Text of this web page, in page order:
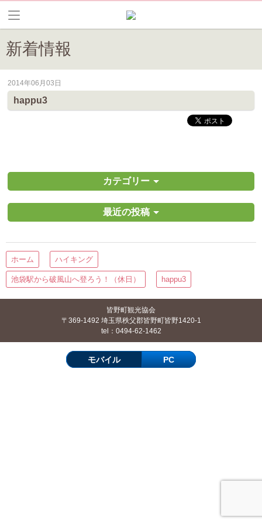
新着情報
皆野町のイベントやお祭り、花情報等の最新情報や観光協会会員情報
2014年06月03日
happu3
カテゴリー
最近の投稿
ホーム ハイキング
池袋駅から破風山へ登ろう！（休日） happu3
皆野町観光協会
〒369-1492 埼玉県秩父郡皆野町皆野1420-1
tel：0494-62-1462
モバイル PC